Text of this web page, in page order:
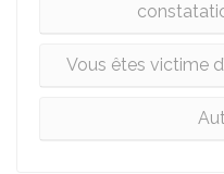
Vous êtes victime